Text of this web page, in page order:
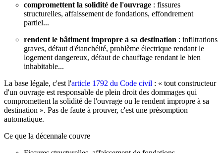
compromettent la solidité de l'ouvrage : fissures
structurelles, affaissement de fondations, effondrement
partiel...
rendent le bâtiment impropre à sa destination : infiltrations
graves, défaut d'étanchéité, problème électrique rendant le
logement dangereux, défaut de chauffage rendant le bien
inhabitable...
La base légale, c'est l'article 1792 du Code civil : « tout constructeur
d'un ouvrage est responsable de plein droit des dommages qui
compromettent la solidité de l'ouvrage ou le rendent impropre à sa
destination ». Pas de faute à prouver, c'est une présomption
automatique.
Ce que la décennale couvre